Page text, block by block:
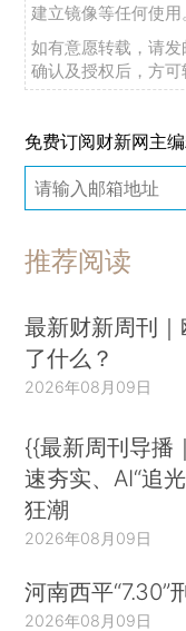
建立镜像等任何使用
如有意愿转载，请发
确认及授权后，方可
免费订阅财新网主
推荐阅读
最新财新周刊
了什么？
2026年08月09日
{{最新周刊导播
速夯实、AI“追
狂潮
2026年08月09日
河南西平“7.30”
2026年08月09日